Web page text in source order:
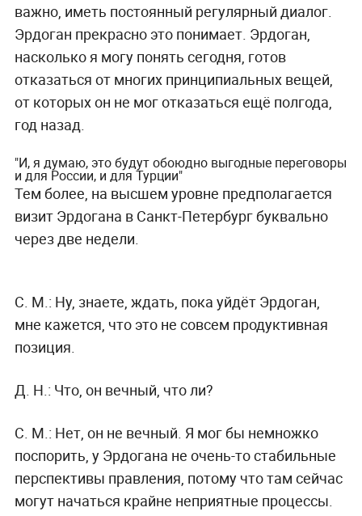
важно, иметь постоянный регулярный диалог.
Эрдоган прекрасно это понимает. Эрдоган,
насколько я могу понять сегодня, готов
отказаться от многих принципиальных вещей,
от которых он не мог отказаться ещё полгода,
год назад.
"И, я думаю, это будут обоюдно выгодные переговоры
и для России, и для Турции"
Тем более, на высшем уровне предполагается
визит Эрдогана в Санкт-Петербург буквально
через две недели.
С. М.: Ну, знаете, ждать, пока уйдёт Эрдоган,
мне кажется, что это не совсем продуктивная
позиция.
Д. Н.: Что, он вечный, что ли?
С. М.: Нет, он не вечный. Я мог бы немножко
поспорить, у Эрдогана не очень-то стабильные
перспективы правления, потому что там сейчас
могут начаться крайне неприятные процессы.